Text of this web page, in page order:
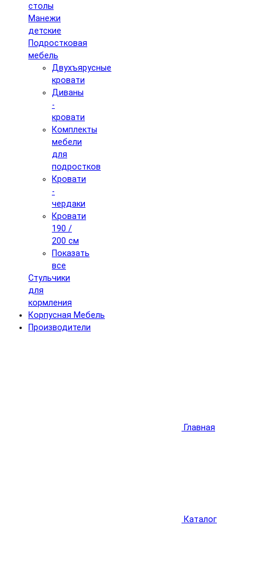
столы
Манежи
детские
Подростковая
мебель
Двухъярусные
кровати
Диваны
-
кровати
Комплекты
мебели
для
подростков
Кровати
-
чердаки
Кровати
190 /
200 см
Показать
все
Стульчики
для
кормления
Корпусная Мебель
Производители
Главная
Каталог